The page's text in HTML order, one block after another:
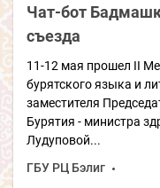
Чат-бот
съезда
11-12 мая прошел II
бурятского языка и
заместителя
Бурятия - министра
Лудуповой...
ГБУ РЦ Бэлиг